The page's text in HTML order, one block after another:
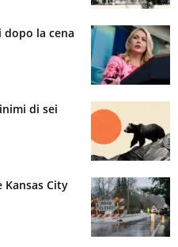
la cena
di sei
Kansas City